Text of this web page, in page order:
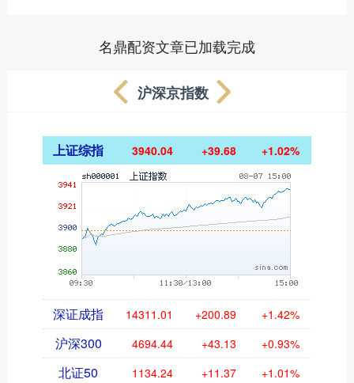
名鼎配资文章已加载完成
沪深京指数
上证综指 3940.04 +39.68 +1.02%
深证成指 14311.01 +200.89 +1.42%
沪深300 4694.44 +43.13 +0.93%
北证50 1134.24 +11.37 +1.01%